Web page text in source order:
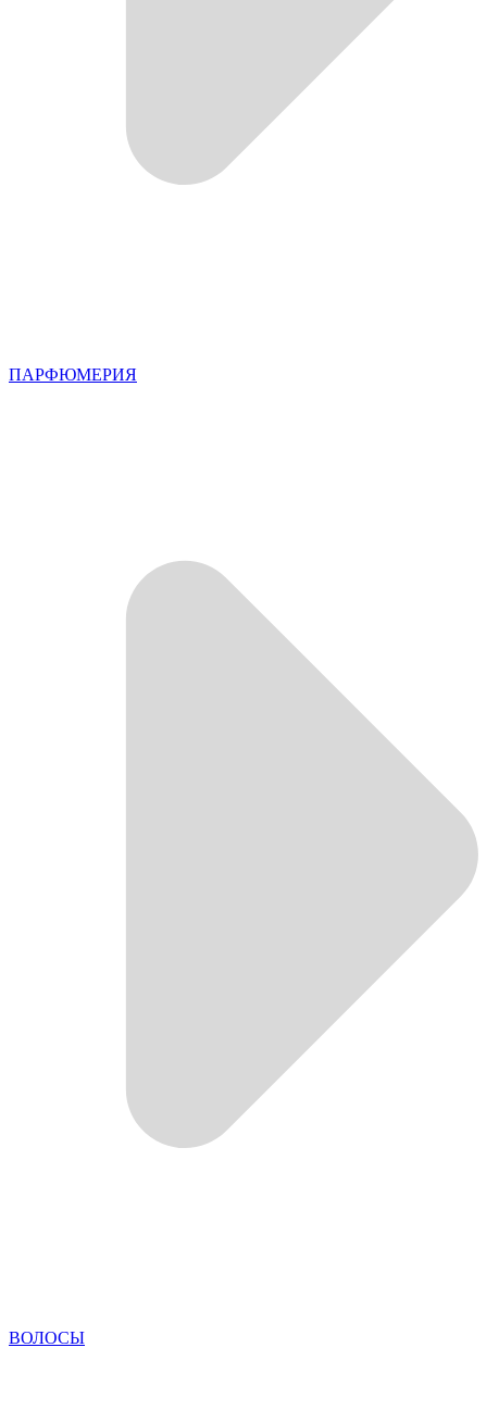
ПАРФЮМЕРИЯ
ВОЛОСЫ